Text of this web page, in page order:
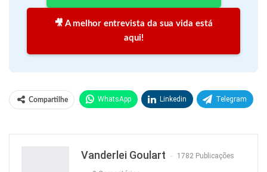
🎥 A melhor entrevista da sua vida está
aqui!
Compartilhe WhatsApp Linkedin Telegram
Vanderlei Goulart 1782 Publicações